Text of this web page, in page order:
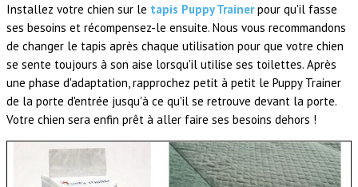
Installez votre chien sur le tapis Puppy Trainerpour qu'il fasse
ses besoins et récompensez-le ensuite. Nous vous recommandons
de changer le tapis après chaque utilisation pour que votre chien
se sente toujours à son aise lorsqu'il utilise ses toilettes. Après
une phase d'adaptation, rapprochez petit à petit le Puppy Trainer
de la porte d'entrée jusqu'à ce qu'il se retrouve devant la porte.
Votre chien sera enfin prêt à aller faire ses besoins dehors !